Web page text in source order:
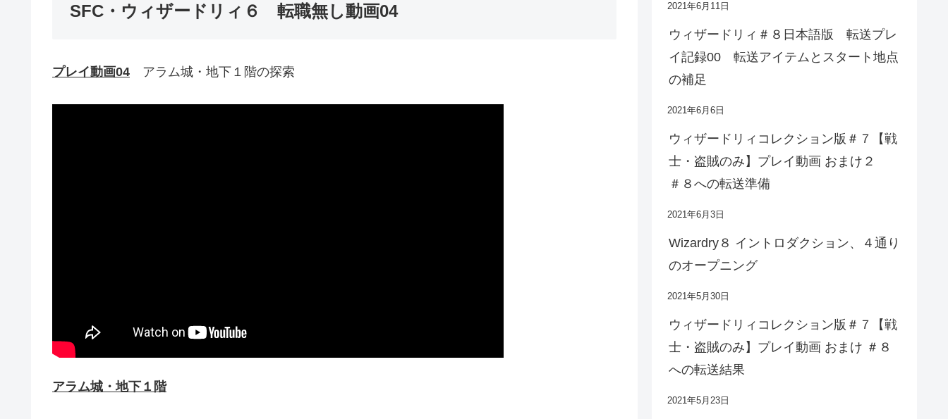
SFC・ウィザードリィ６ 転職無し動画04
プレイ動画04 アラム城・地下１階の探索
アラム城・地下１階
2021年6月11日
ウィザードリィ＃８日本語版 転送プレ
イ記録00 転送アイテムとスタート地点
の補足
2021年6月6日
ウィザードリィコレクション版＃７【戦
士・盗賊のみ】プレイ動画 おまけ２
＃８への転送準備
2021年6月3日
Wizardry８ イントロダクション、４通り
のオープニング
2021年5月30日
ウィザードリィコレクション版＃７【戦
士・盗賊のみ】プレイ動画 おまけ ＃８
への転送結果
2021年5月23日